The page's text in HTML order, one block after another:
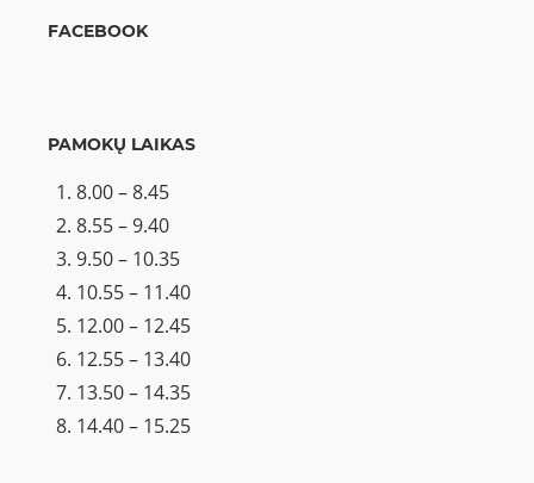
FACEBOOK
PAMOKŲ LAIKAS
8.00 – 8.45
8.55 – 9.40
9.50 – 10.35
10.55 – 11.40
12.00 – 12.45
12.55 – 13.40
13.50 – 14.35
14.40 – 15.25